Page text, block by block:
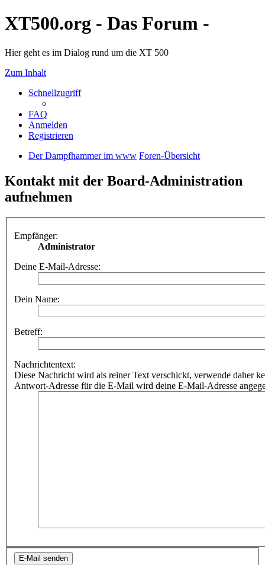
XT500.org - Das Forum -
Hier geht es im Dialog rund um die XT 500
Zum Inhalt
Schnellzugriff
FAQ
Anmelden
Registrieren
Der Dampfhammer im www Foren-Übersicht
Kontakt mit der Board-Administration
aufnehmen
Empfänger:
Administrator
Deine E-Mail-Adresse:
Dein Name:
Betreff:
Nachrichtentext:
Diese Nachricht wird als reiner Text verschickt, verwende daher
Antwort-Adresse für die E-Mail wird deine E-Mail-Adresse